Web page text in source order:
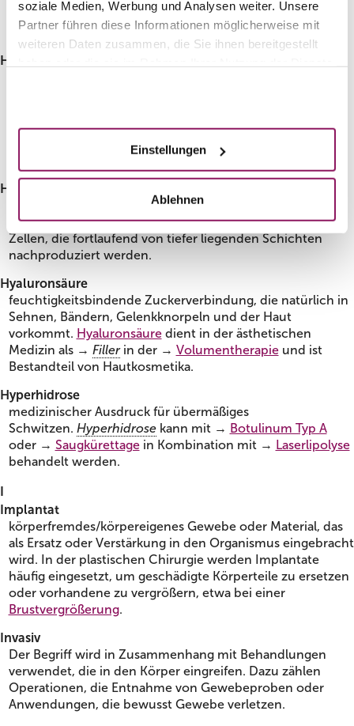
soziale Medien, Werbung und Analysen weiter. Unsere
Partner führen diese Informationen möglicherweise mit
weiteren Daten zusammen, die Sie ihnen bereitgestellt
Einstellungen
Ablehnen
des →Faceliftsstrafft Haut, Muskulatur und Bindegewebe
und gibt dem Gesicht fehlendes Volumen zurück.
Histologie
die menschliches Gewebe auf mikroskopischer Ebene
untersucht, zum Beispiel im Bereich der
Hornschicht
(Stratum corneum) äußerste Schicht der →
(Oberhaut). Sie besteht aus abgestorbenen, verhornten
Zellen, die fortlaufend von tiefer liegenden Schichten
nachproduziert werden.
Hyaluronsäure
feuchtigkeitsbindende Zuckerverbindung, die natürlich in
Sehnen, Bändern, Gelenkknorpeln und der Haut
vorkommt. Hyaluronsäuredient in der ästhetischen
Medizin als → Fillerin der → Volumentherapieund ist
Bestandteil von Hautkosmetika.
Hyperhidrose
medizinischer Ausdruck für übermäßiges
Schwitzen. Hyperhidrosekann mit → Botulinum Typ A
oder → Saugkürettagein Kombination mit → Laserlipolyse
behandelt werden.
I
Implantat
körperfremdes/körpereigenes Gewebe oder Material, das
als Ersatz oder Verstärkung in den Organismus eingebracht
wird. In der plastischen Chirurgie werden Implantate
häufig eingesetzt, um geschädigte Körperteile zu ersetzen
oder vorhandene zu vergrößern, etwa bei einer
Brustvergrößerung.
Invasiv
Der Begriff wird in Zusammenhang mit Behandlungen
verwendet, die in den Körper eingreifen. Dazu zählen
Operationen, die Entnahme von Gewebeproben oder
Anwendungen, die bewusst Gewebe verletzen.